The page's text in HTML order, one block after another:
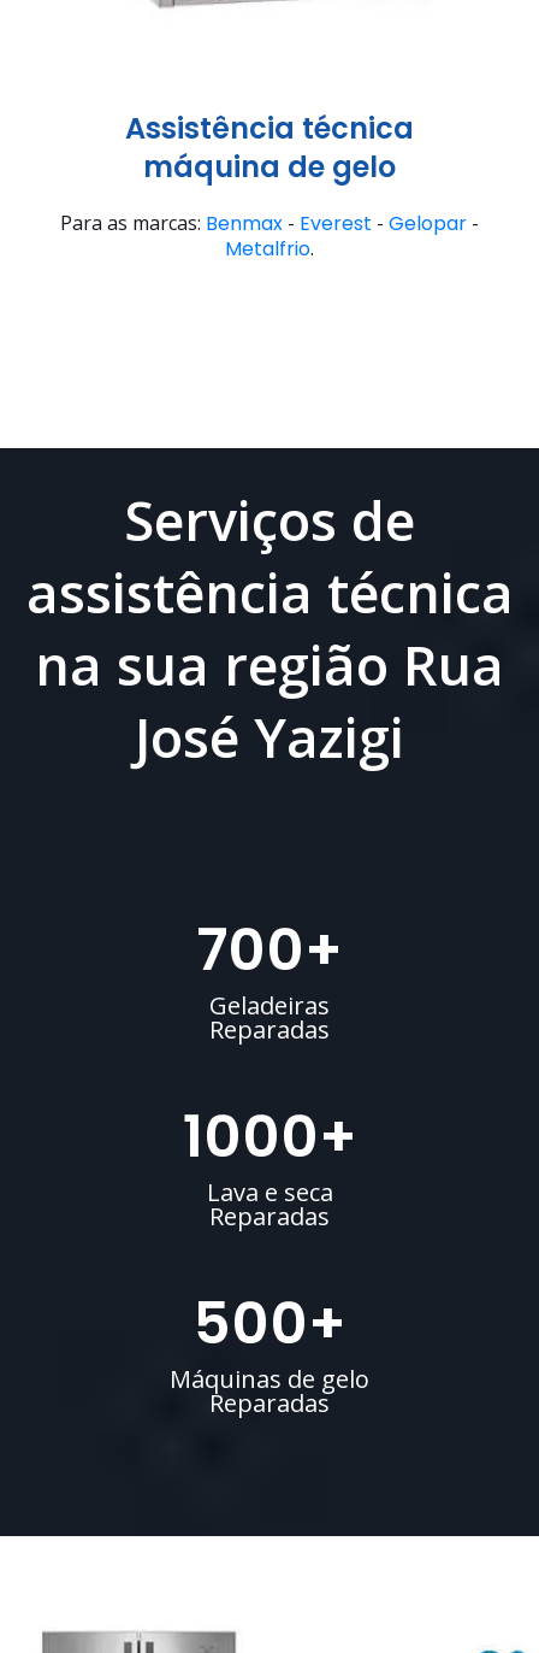
Assistência técnica
máquina de gelo
Para as marcas: Benmax - Everest - Gelopar -
Metalfrio.
Serviços de
assistência técnica
na sua região Rua
José Yazigi
700+
Geladeiras
Reparadas
1000+
Lava e seca
Reparadas
500+
Máquinas de gelo
Reparadas